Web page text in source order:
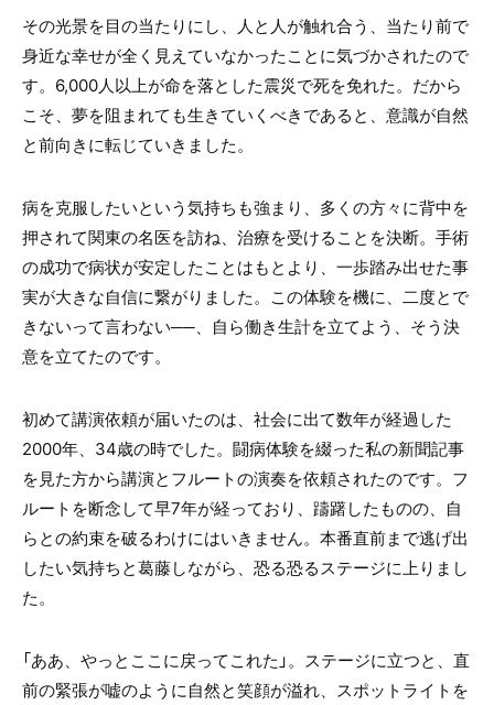
その光景を目の当たりにし、人と人が触れ合う、当たり前で
身近な幸せが全く見えていなかったことに気づかされたので
す。6,000人以上が命を落とした震災で死を免れた。だから
こそ、夢を阻まれても生きていくべきであると、意識が自然
と前向きに転じていきました。
病を克服したいという気持ちも強まり、多くの方々に背中を
押されて関東の名医を訪ね、治療を受けることを決断。手術
の成功で病状が安定したことはもとより、一歩踏み出せた事
実が大きな自信に繋がりました。この体験を機に、二度とで
きないって言わない──、自ら働き生計を立てよう、そう決
意を立てたのです。
初めて講演依頼が届いたのは、社会に出て数年が経過した
2000年、34歳の時でした。闘病体験を綴った私の新聞記事
を見た方から講演とフルートの演奏を依頼されたのです。フ
ルートを断念して早7年が経っており、躊躇したものの、自
らとの約束を破るわけにはいきません。本番直前まで逃げ出
したい気持ちと葛藤しながら、恐る恐るステージに上りまし
た。
「ああ、やっとここに戻ってこれた」。ステージに立つと、直
前の緊張が嘘のように自然と笑顔が溢れ、スポットライトを